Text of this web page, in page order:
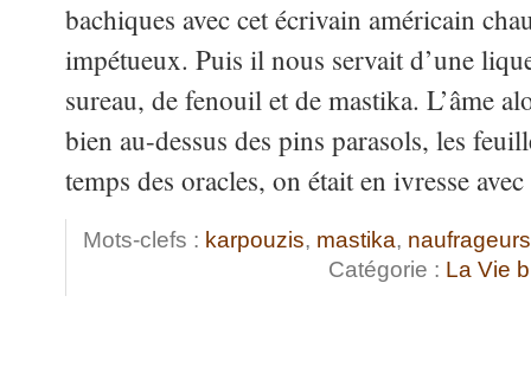
bachiques avec cet écrivain américain
impétueux. Puis il nous servait d’une
sureau, de fenouil et de mastika. L’âme
bien au-dessus des pins parasols, les
temps des oracles, on était en ivresse
Mots-clefs : karpouzis, mastika, naufrageurs
Catégorie : La Vie